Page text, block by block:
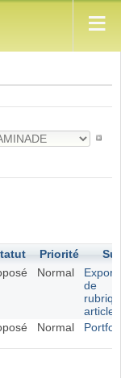
Priorité
Normal
de
article
Normal